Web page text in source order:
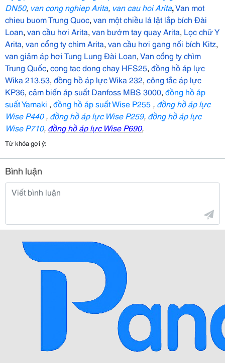
DN50, van cong nghiep Arita, van cau hoi Arita,Van mot
chieu buom Trung Quoc, van một chiều lá lật lắp bích Đài
Loan, van cầu hơi Arita, van bướm tay quay Arita, Lọc chữ Y
Arita, van cổng ty chìm Arita, van cầu hơi gang nối bích Kitz,
van giảm áp hơi Tung Lung Đài Loan,Van cổng ty chìm
Trung Quốc, cong tac dong chay HFS25, đồng hồ áp lực
Wika 213.53, đồng hồ áp lực Wika 232, công tắc áp lực
KP36, cảm biến áp suất Danfoss MBS 3000, đồng hồ áp
suất Yamaki , đồng hồ áp suất Wise P255 , đồng hồ áplực
Wise P440, đồng hồ áplựcWise P259, đồng hồ áplực
Wise P710, đồng hồ áplựcWise P690,
Từ khóa gợi ý:
Bình luận